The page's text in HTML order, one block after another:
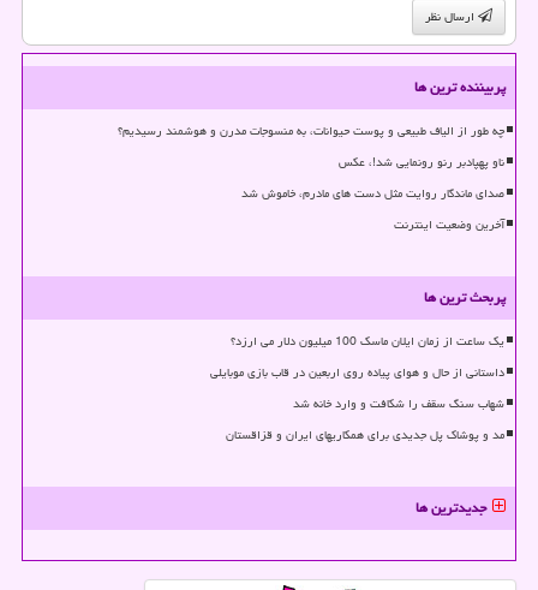
ارسال نظر
پربیننده ترین ها
چه طور از الیاف طبیعی و پوست حیوانات، به منسوجات مدرن و هوشمند رسیدیم؟
ناو پهپادبر رنو رونمایی شد!، عکس
صدای ماندگار روایت مثل دست های مادرم، خاموش شد
آخرین وضعیت اینترنت
پربحث ترین ها
یک ساعت از زمان ایلان ماسک 100 میلیون دلار می ارزد؟
داستانی از حال و هوای پیاده روی اربعین در قاب بازی موبایلی
شهاب سنگ سقف را شکافت و وارد خانه شد
مد و پوشاک پل جدیدی برای همکاریهای ایران و قزاقستان
جدیدترین ها